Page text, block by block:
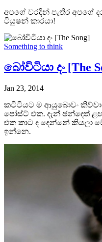
අපගේ වරදින් පැතිර
ටියුෂන් කාරයා!
Something to think
බෝවිටියා දං [The
Jan 23, 2014
කටිටියට ම ආයුබොවං කිව්වා!
පෝස්ට් එක. දැන් ඡන්දෙත්
එක කාට ද දෙන්නේ කියලා
ඉන්නෙ.